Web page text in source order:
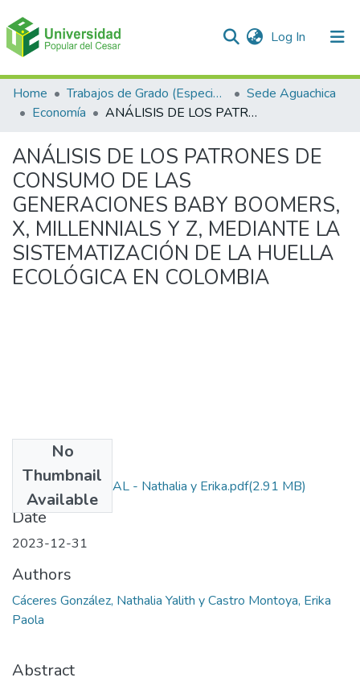
Log In (current)
Communities & Collections
Statistics
Home Trabajos de Grado (Especializaciones y Pregrados)
Sede Aguachica
Economía
ANÁLISIS DE LOS PATRONES DE CONSUMO DE LAS GENERACIONES BABY BOOMERS, X, MILLENNIALS Y Z, MEDIANTE LA SISTEMATIZACIÓN DE LA HUELLA ECOLÓGICA EN COLOMBIA
ANÁLISIS DE LOS PATRONES DE
CONSUMO DE LAS
GENERACIONES BABY BOOMERS,
X, MILLENNIALS Y Z, MEDIANTE LA
SISTEMATIZACIÓN DE LA HUELLA
ECOLÓGICA EN COLOMBIA
No
Thumbnail
Available
PROYECTO FINAL - Nathalia y Erika.pdf(2.91 MB)
Date
2023-12-31
Authors
Cáceres González, Nathalia Yalith y Castro Montoya, Erika
Paola
Abstract